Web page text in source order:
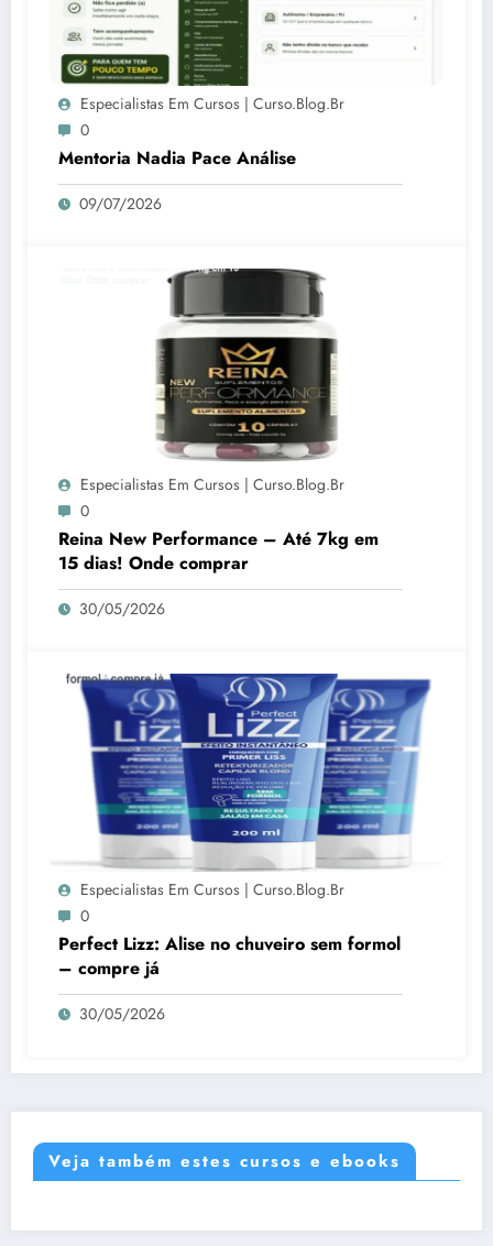
Especialistas Em Cursos | Curso.blog.br
0
Mentoria Nadia Pace Análise
09/07/2026
Especialistas Em Cursos | Curso.blog.br
0
Reina New Performance – Até 7kg em
15 dias! Onde comprar
30/05/2026
Especialistas Em Cursos | Curso.blog.br
0
Perfect Lizz: Alise no chuveiro sem formol
– compre já
30/05/2026
Veja também estes cursos e ebooks